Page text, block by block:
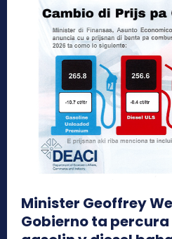
Minister Geoffrey
Gobierno ta